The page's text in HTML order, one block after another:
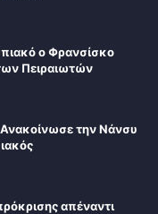
ο Φρανσίσκο
Πειραιωτών
την Νάνσυ
απέναντι